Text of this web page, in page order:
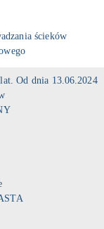
ścieków
Od dnia 13.06.2024